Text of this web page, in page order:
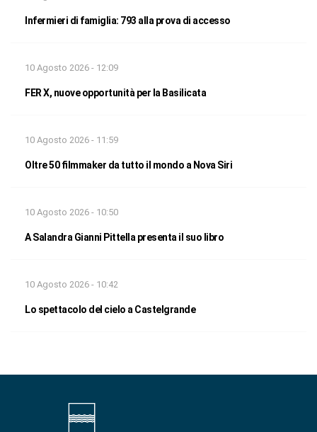
Infermieri di famiglia: 793 alla prova di accesso
10 Agosto 2026 - 12:09
FER X, nuove opportunità per la Basilicata
10 Agosto 2026 - 11:59
Oltre 50 filmmaker da tutto il mondo a Nova Siri
10 Agosto 2026 - 10:50
A Salandra Gianni Pittella presenta il suo libro
10 Agosto 2026 - 10:42
Lo spettacolo del cielo a Castelgrande